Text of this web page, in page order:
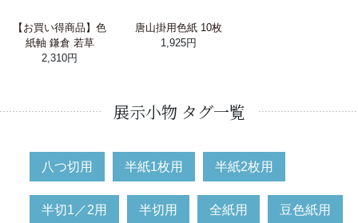
【お買い得商品】色
紙軸 鎌倉 若草
2,310円
唐山掛用色紙 10枚
1,925円
展示小物 タグ一覧
八つ切用 半紙1枚用 半紙2枚用
半切1／2用 半切用 全紙用 豆色紙用